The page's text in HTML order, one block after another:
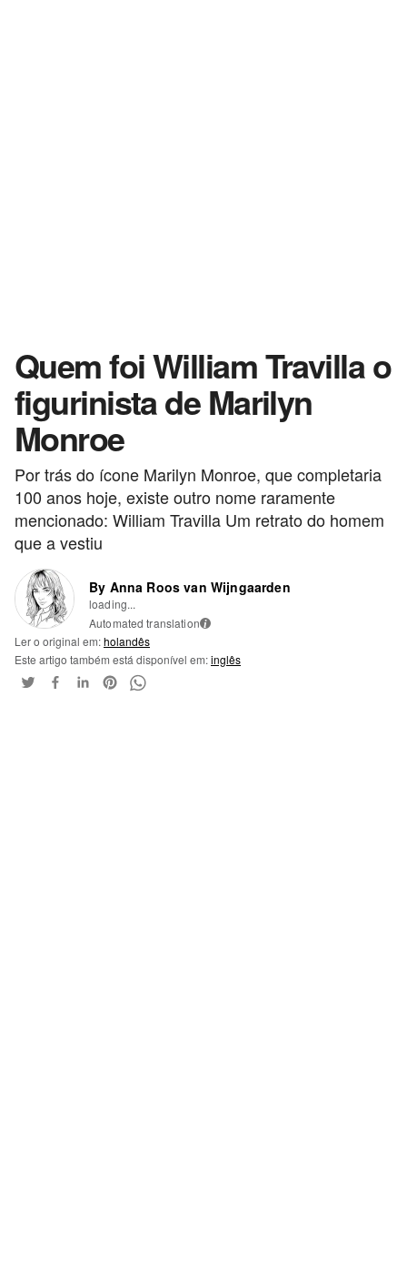
Quem foi William Travilla o
figurinista de Marilyn
Monroe
Por trás do ícone Marilyn Monroe, que completaria
100 anos hoje, existe outro nome raramente
mencionado: William Travilla Um retrato do homem
que a vestiu
By Anna Roos van Wijngaarden
loading...
Automated translation i
Ler o original em:holandês
Este artigo também está disponível em:inglês